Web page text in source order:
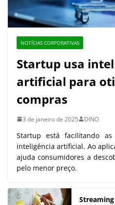
NOTÍCIAS CORPORATIVAS
Startup usa
artificial para
compras
3 de janeiro de 2025 DINO
Startup está facilitando
inteligência artificial. Ao
ajuda consumidores a
pelo menor preço.